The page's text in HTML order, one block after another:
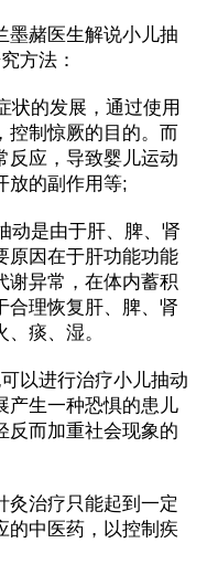
赭医生解说小儿抽
方法：
的发展，通过使用
控制惊厥的目的。而
反应，导致婴儿运动
放的副作用等;
是由于肝、脾、肾
原因在于肝功能功能
谢异常，在体内蓄积
合理恢复肝、脾、肾
痰、湿。
以进行治疗小儿抽动
产生一种恐惧的患儿
反而加重社会现象的
治疗只能起到一定
的中医药，以控制疾